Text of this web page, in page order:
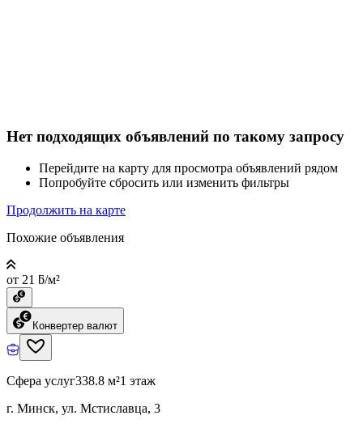
Нет подходящих объявлений по такому запросу
Перейдите на карту для просмотра объявлений рядом
Попробуйте сбросить или изменить фильтры
Продолжить на карте
Похожие объявления
от 21 ƃ/м²
Конвертер валют
Сфера услуг338.8 м²1 этаж
г. Минск, ул. Мстиславца, 3